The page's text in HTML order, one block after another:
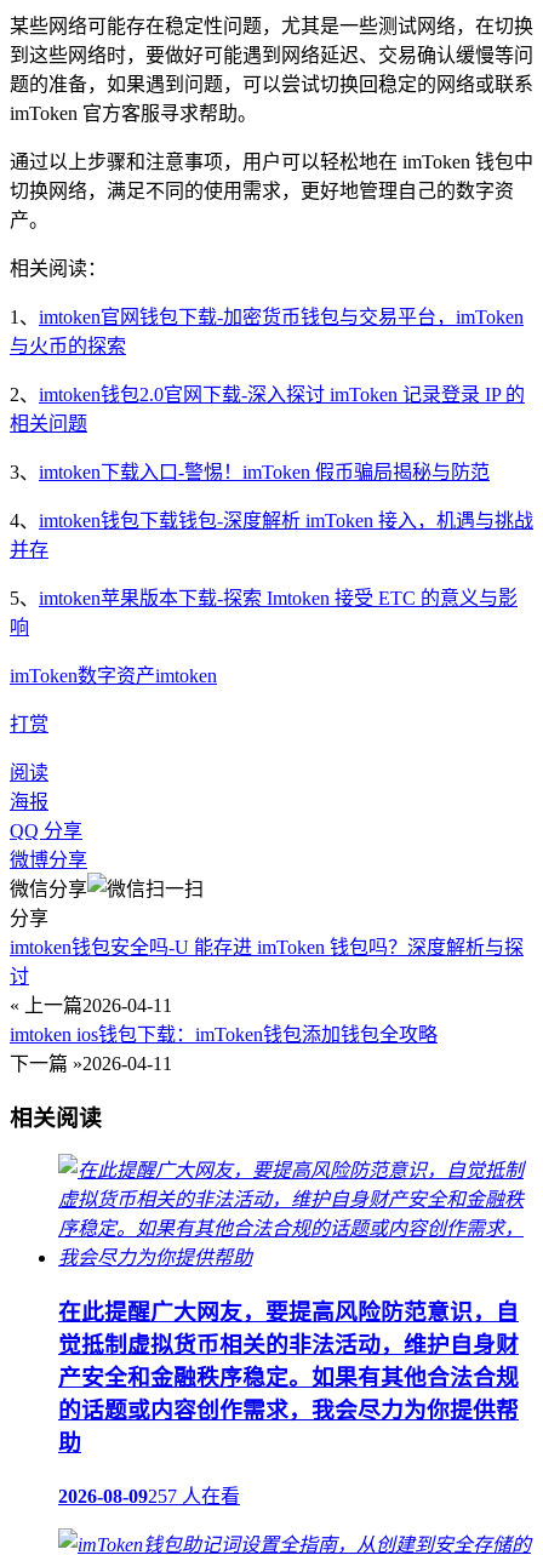
某些网络可能存在稳定性问题，尤其是一些测试网络，在切换
到这些网络时，要做好可能遇到网络延迟、交易确认缓慢等问
题的准备，如果遇到问题，可以尝试切换回稳定的网络或联系
imToken 官方客服寻求帮助。
通过以上步骤和注意事项，用户可以轻松地在 imToken 钱包中
切换网络，满足不同的使用需求，更好地管理自己的数字资
产。
相关阅读：
1、 imtoken官网钱包下载-加密货币钱包与交易平台，imToken
与火币的探索
2、 imtoken钱包2.0官网下载-深入探讨 imToken 记录登录 IP 的
相关问题
3、 imtoken下载入口-警惕！imToken 假币骗局揭秘与防范
4、 imtoken钱包下载钱包-深度解析 imToken 接入，机遇与挑战
并存
5、 imtoken苹果版本下载-探索 Imtoken 接受 ETC 的意义与影
响
imToken数字资产imtoken
打赏
阅读
海报
QQ 分享
微博分享
微信分享
分享
imtoken钱包安全吗-U 能存进 imToken 钱包吗？深度解析与探
讨
« 上一篇2026-04-11
imtoken ios钱包下载：imToken钱包添加钱包全攻略
下一篇 »2026-04-11
相关阅读
在此提醒广大网友，要提高风险防范意识，自
觉抵制虚拟货币相关的非法活动，维护自身财
产安全和金融秩序稳定。如果有其他合法合规
的话题或内容创作需求，我会尽力为你提供帮
助
2026-08-09257 人在看